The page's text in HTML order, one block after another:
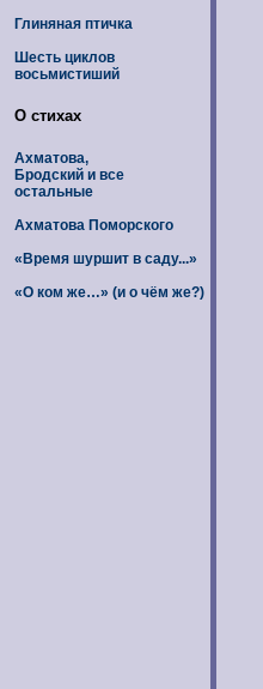
Глиняная птичка
Шесть циклов
восьмистиший
О стихах
Ахматова,
Бродский и все
остальные
Ахматова Поморского
«Время шуршит в саду...»
«О ком же…» (и о чём же?)